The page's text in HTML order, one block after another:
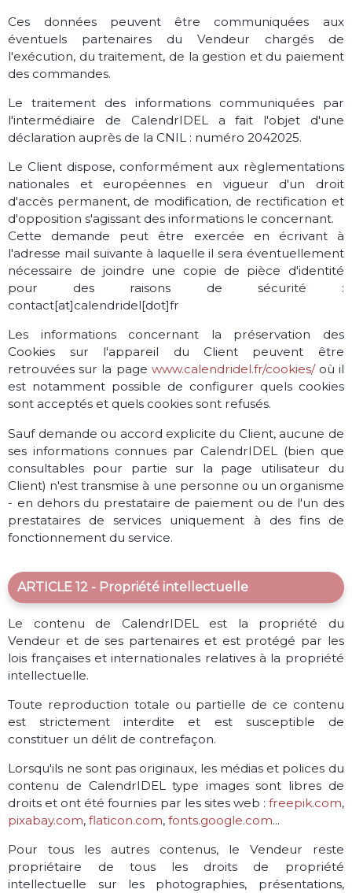
Ces données peuvent être communiquées aux
éventuels partenaires du Vendeur chargés de
l'exécution, du traitement, de la gestion et du paiement
des commandes.
Le traitement des informations communiquées par
l'intermédiaire de CalendrIDEL a fait l'objet d'une
déclaration auprès de la CNIL : numéro 2042025.
Le Client dispose, conformément aux règlementations
nationales et européennes en vigueur d'un droit
d'accès permanent, de modification, de rectification et
d'opposition s'agissant des informations le concernant.
Cette demande peut être exercée en écrivant à
l'adresse mail suivante à laquelle il sera éventuellement
nécessaire de joindre une copie de pièce d'identité
pour des raisons de sécurité :
contact[at]calendridel[dot]fr
Les informations concernant la préservation des
Cookies sur l'appareil du Client peuvent être
retrouvées sur la page www.calendridel.fr/cookies/où il
est notamment possible de configurer quels cookies
sont acceptés et quels cookies sont refusés.
Sauf demande ou accord explicite du Client, aucune de
ses informations connues par CalendrIDEL (bien que
consultables pour partie sur la page utilisateur du
Client) n'est transmise à une personne ou un organisme
- en dehors du prestataire de paiement ou de l'un des
prestataires de services uniquement à des fins de
fonctionnement du service.
ARTICLE 12 - Propriété intellectuelle
Le contenu de CalendrIDEL est la propriété du
Vendeur et de ses partenaires et est protégé par les
lois françaises et internationales relatives à la propriété
intellectuelle.
Toute reproduction totale ou partielle de ce contenu
est strictement interdite et est susceptible de
constituer un délit de contrefaçon.
Lorsqu'ils ne sont pas originaux, les médias et polices du
contenu de CalendrIDEL type images sont libres de
droits et ont été fournies par les sites web : freepik.com,
pixabay.com,flaticon.com,fonts.google.com...
Pour tous les autres contenus, le Vendeur reste
propriétaire de tous les droits de propriété
intellectuelle sur les photographies, présentations,